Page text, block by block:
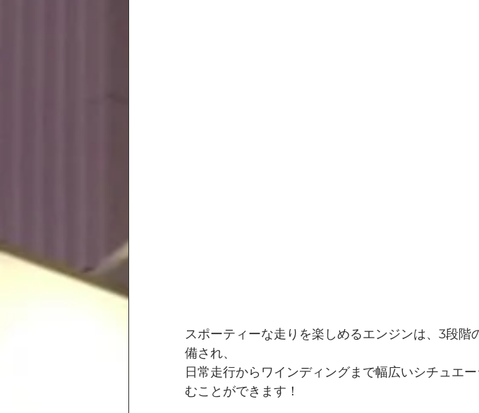
スポーティーな走りを楽しめるエンジンは、3段階
備され、
日常走行からワインディングまで幅広いシチュエ
むことができます！